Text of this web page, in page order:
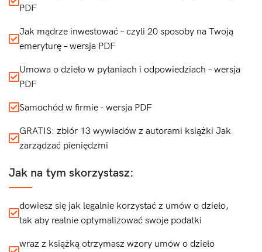
PDF
Jak mądrze inwestować – czyli 20 sposoby na Twoją
emeryturę – wersja PDF
Umowa o dzieło w pytaniach i odpowiedziach – wersja
PDF
Samochód w firmie - wersja PDF
GRATIS: zbiór 13 wywiadów z autorami książki Jak
zarządzać pieniędzmi
Jak na tym skorzystasz:
dowiesz się jak legalnie korzystać z umów o dzieło,
tak aby realnie optymalizować swoje podatki
wraz z książką otrzymasz wzory umów o dzieło